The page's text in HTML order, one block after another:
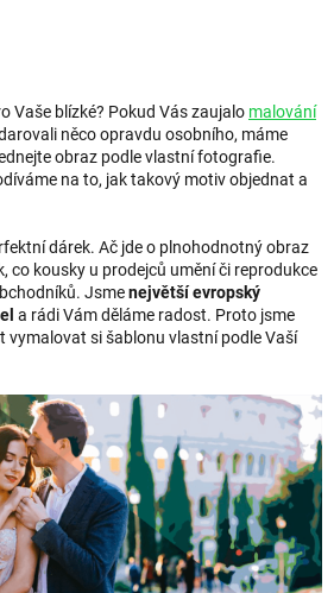
Vaše blízké? Pokud Vás zaujalo malování
něco opravdu osobního, máme
obraz podle vlastní fotografie.
na to, jak takový motiv objednat a
dárek. Ač jde o plnohodnotný obraz
co kousky u prodejců umění či reprodukce
Jsmenejvětší evropský
a rádi Vám děláme radost. Proto jsme
vymalovat si šablonu vlastní podle Vaší